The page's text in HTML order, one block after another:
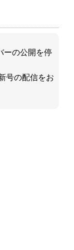
ーの公開を停
号の配信をお